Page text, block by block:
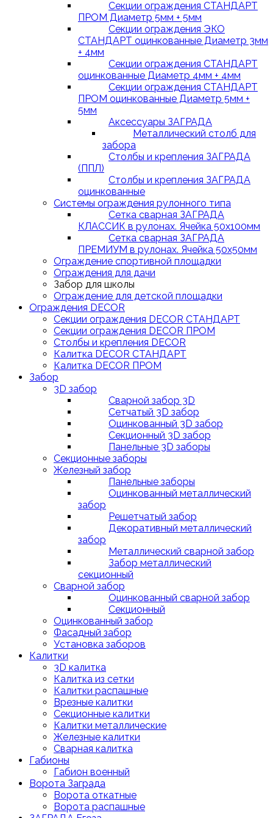
Секции ограждения СТАНДАРТ
ПРОМ Диаметр 5мм + 5мм
Секции ограждения ЭКО
СТАНДАРТ оцинкованные Диаметр 3мм
+ 4мм
Секции ограждения СТАНДАРТ
оцинкованные Диаметр 4мм + 4мм
Секции ограждения СТАНДАРТ
ПРОМ оцинкованные Диаметр 5мм +
5мм
Аксессуары ЗАГРАДА
Металлический столб для
забора
Столбы и крепления ЗАГРАДА
(ППЛ)
Столбы и крепления ЗАГРАДА
оцинкованные
Системы ограждения рулонного типа
Сетка сварная ЗАГРАДА
КЛАССИК в рулонах. Ячейка 50х100мм
Сетка сварная ЗАГРАДА
ПРЕМИУМ в рулонах. Ячейка 50х50мм
Ограждение спортивной площадки
Ограждения для дачи
Забор для школы
Ограждение для детской площадки
Ограждения DECOR
Секции ограждения DECOR СТАНДАРТ
Секции ограждения DECOR ПРОМ
Столбы и крепления DECOR
Калитка DECOR СТАНДАРТ
Калитка DECOR ПРОМ
Забор
3D забор
Сварной забор 3D
Сетчатый 3D забор
Оцинкованный 3D забор
Секционный 3D забор
Панельные 3D заборы
Секционные заборы
Железный забор
Панельные заборы
Оцинкованный металлический
забор
Решетчатый забор
Декоративный металлический
забор
Металлический сварной забор
Забор металлический
секционный
Сварной забор
Оцинкованный сварной забор
Секционный
Оцинкованный забор
Фасадный забор
Установка заборов
Калитки
3D калитка
Калитка из сетки
Калитки распашные
Врезные калитки
Секционные калитки
Калитки металлические
Железные калитки
Сварная калитка
Габионы
Габион военный
Ворота Заграда
Ворота откатные
Ворота распашные